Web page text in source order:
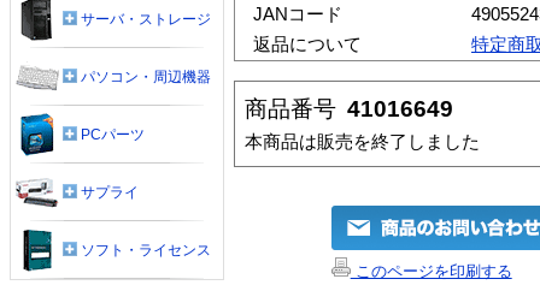
JANコード
返品について
特定商
商品番号 41016649
本商品は販売を終了しました
このページを印刷する
サーバ・ストレージ
パソコン・周辺機器
PCパーツ
サプライ
ソフト・ライセンス